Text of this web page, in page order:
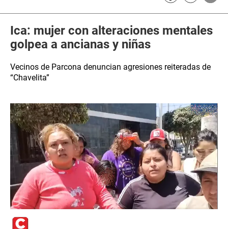
Ica: mujer con alteraciones mentales
golpea a ancianas y niñas
Vecinos de Parcona denuncian agresiones reiteradas de
“Chavelita”